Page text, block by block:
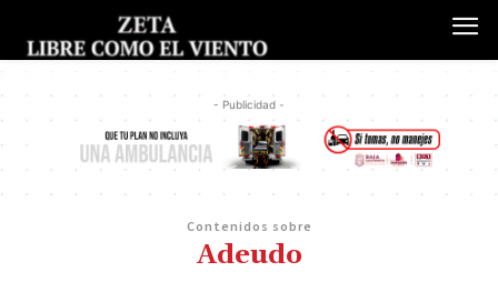
- Publicidad -
Contenidos sobre
Adeudo